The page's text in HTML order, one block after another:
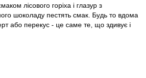
лісового горіха і глазур з
шоколаду пестять смак. Будь то вдома
або перекус - це саме те, що здивує і